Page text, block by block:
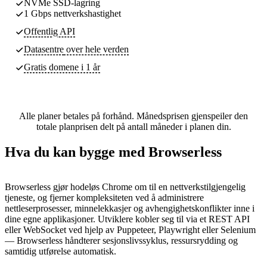
NVMe SSD-lagring
1 Gbps nettverkshastighet
Offentlig API
Datasentre over hele verden
Gratis domene i 1 år
Alle planer betales på forhånd. Månedsprisen gjenspeiler den
totale planprisen delt på antall måneder i planen din.
Hva du kan bygge med Browserless
Browserless gjør hodeløs Chrome om til en nettverkstilgjengelig
tjeneste, og fjerner kompleksiteten ved å administrere
nettleserprosesser, minnelekkasjer og avhengighetskonflikter inne i
dine egne applikasjoner. Utviklere kobler seg til via et REST API
eller WebSocket ved hjelp av Puppeteer, Playwright eller Selenium
— Browserless håndterer sesjonslivssyklus, ressursrydding og
samtidig utførelse automatisk.